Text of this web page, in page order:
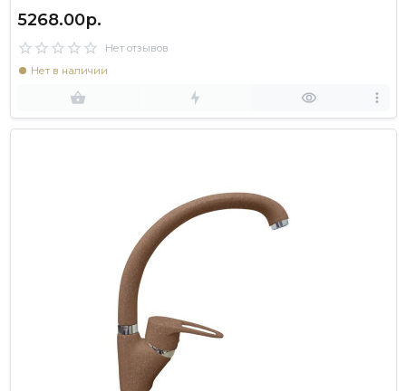
5268.00р.
Нет отзывов
Нет в наличии